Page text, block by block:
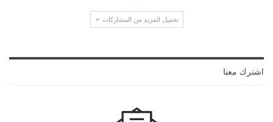
تحميل المزيد من المشاركات
اشترك معنا